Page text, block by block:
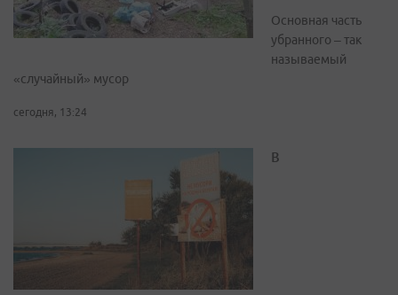
Основная часть
убранного – так
называемый
«случайный» мусор
сегодня, 13:24
В